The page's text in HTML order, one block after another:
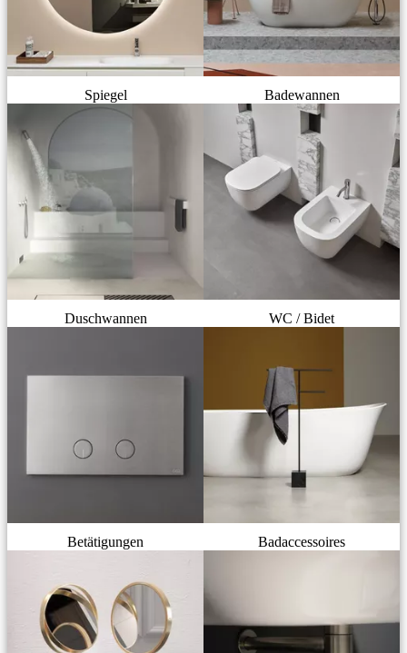
Spiegel Badewannen
Duschwannen WC / Bidet
Betätigungen Badaccessoires